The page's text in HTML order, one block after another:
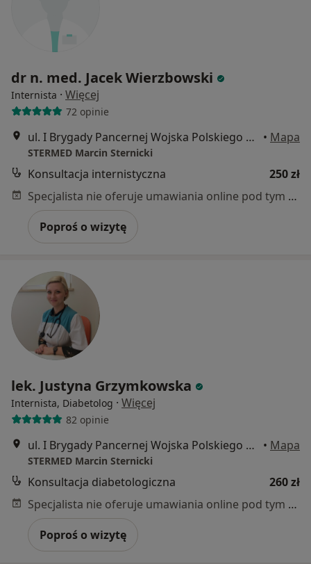
dr n. med. Jacek Wierzbowski
Internista · Więcej
72 opinie
ul. I Brygady Pancernej Wojska Polskiego 36, Wejherowo • Mapa
STERMED Marcin Sternicki
Konsultacja internistyczna
250 zł
Specjalista nie oferuje umawiania online pod tym adresem.
Poproś o wizytę
lek. Justyna Grzymkowska
Internista, Diabetolog · Więcej
82 opinie
ul. I Brygady Pancernej Wojska Polskiego 36, Wejherowo • Mapa
STERMED Marcin Sternicki
Konsultacja diabetologiczna
260 zł
Specjalista nie oferuje umawiania online pod tym adresem.
Poproś o wizytę